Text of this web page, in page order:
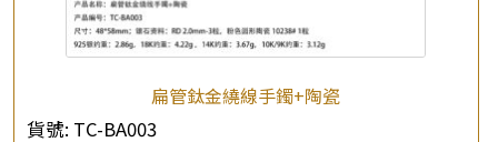
扁管鈦金繞線手鐲+陶瓷
貨號: TC-BA003